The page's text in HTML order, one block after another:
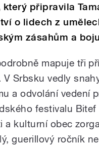
který připravila
o lidech z
zásahům a
mapuje tři
V Srbsku vedly
a odvolání vedení
festivalu
a kulturní obec
guerillový ročník